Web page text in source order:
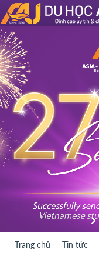
Trang chủ Tin tức